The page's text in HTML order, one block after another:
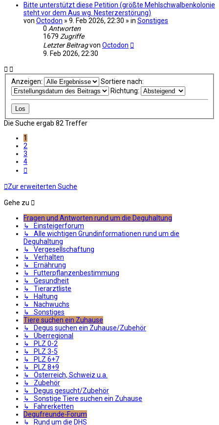
Bitte unterstützt diese Petition (größte Mehlschwalbenkolonie
steht vor dem Aus wg. Nesterzerstörung)
von Octodon » 9. Feb 2026, 22:30 » in Sonstiges
0 Antworten
1679 Zugriffe
Letzter Beitragvon Octodon
9. Feb 2026, 22:30
Anzeigen:
Sortiere nach:
Richtung:
Die Suche ergab 82 Treffer
1
2
3
4
Zur erweiterten Suche
Gehe zu
Fragen und Antworten rund um die Deguhaltung
↳ Einsteigerforum
↳ Alle wichtigen Grundinformationen rund um die
Deguhaltung
↳ Vergesellschaftung
↳ Verhalten
↳ Ernährung
↳ Futterpflanzenbestimmung
↳ Gesundheit
↳ Tierarztliste
↳ Haltung
↳ Nachwuchs
↳ Sonstiges
Tiere suchen ein Zuhause
↳ Degus suchen ein Zuhause/Zubehör
↳ Überregional
↳ PLZ 0-2
↳ PLZ 3-5
↳ PLZ 6+7
↳ PLZ 8+9
↳ Österreich, Schweiz u.a.
↳ Zubehör
↳ Degus gesucht/Zubehör
↳ Sonstige Tiere suchen ein Zuhause
↳ Fahrerketten
Degufreunde-Forum
↳ Rund um die DHS